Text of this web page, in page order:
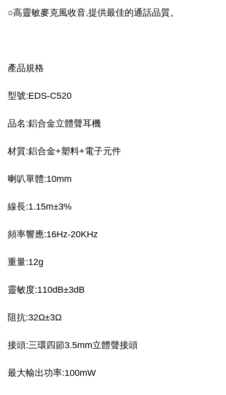
○高靈敏麥克風收音,提供最佳的通話品質。
產品規格
型號:EDS-C520
品名:鋁合金立體聲耳機
材質:鋁合金+塑料+電子元件
喇叭單體:10mm
線長:1.15m±3%
頻率響應:16Hz-20KHz
重量:12g
靈敏度:110dB±3dB
阻抗:32Ω±3Ω
接頭:三環四節3.5mm立體聲接頭
最大輸出功率:100mW